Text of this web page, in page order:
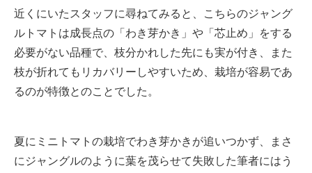
近くにいたスタッフに尋ねてみると、こちらのジャング
ルトマトは成長点の「わき芽かき」や「芯止め」をする
必要がない品種で、枝分かれした先にも実が付き、また
枝が折れてもリカバリーしやすいため、栽培が容易であ
るのが特徴とのことでした。
夏にミニトマトの栽培でわき芽かきが追いつかず、まさ
にジャングルのように葉を茂らせて失敗した筆者にはう